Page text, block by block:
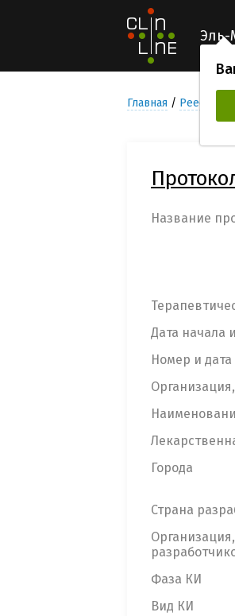
Эль-
Главная Реестр
Название
Дата начала
Номер и
Города
Страна
Фаза КИ
Вид КИ